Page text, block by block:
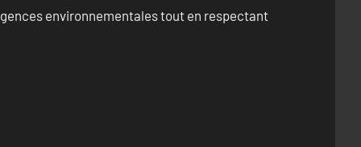
environnementales tout en respectant